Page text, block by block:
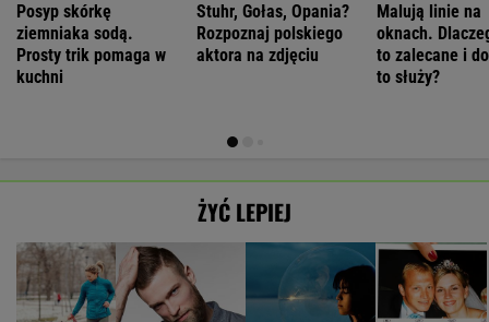
Posyp skórkę
ziemniaka sodą.
Prosty trik pomaga w
kuchni
Stuhr, Gołas, Opania?
Rozpoznaj polskiego
aktora na zdjęciu
Malują linie na
oknach.
to zalecane i
to służy?
ŻYĆ LEPIEJ